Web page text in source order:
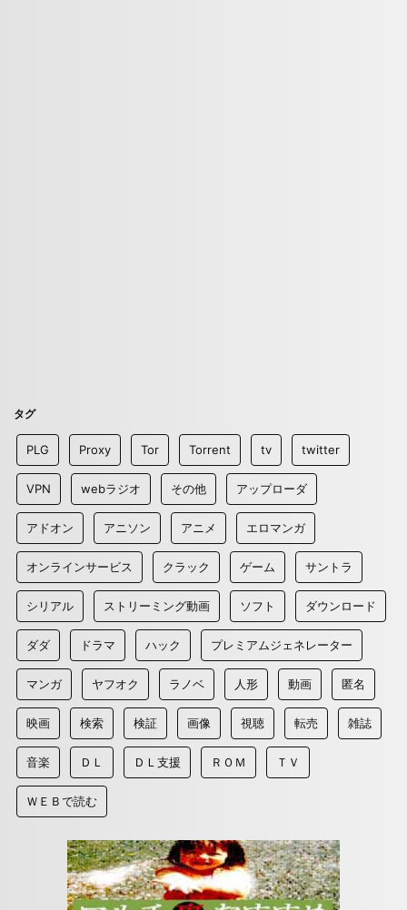
タグ
PLG Proxy Tor Torrent tv twitter
VPN webラジオ その他 アップローダ
アドオン アニソン アニメ エロマンガ
オンラインサービス クラック ゲーム サントラ
シリアル ストリーミング動画 ソフト ダウンロード
ダダ ドラマ ハック プレミアムジェネレーター
マンガ ヤフオク ラノベ 人形 動画 匿名
映画 検索 検証 画像 視聴 転売 雑誌
音楽 ＤＬ ＤＬ支援 ＲＯＭ ＴＶ
ＷＥＢで読む